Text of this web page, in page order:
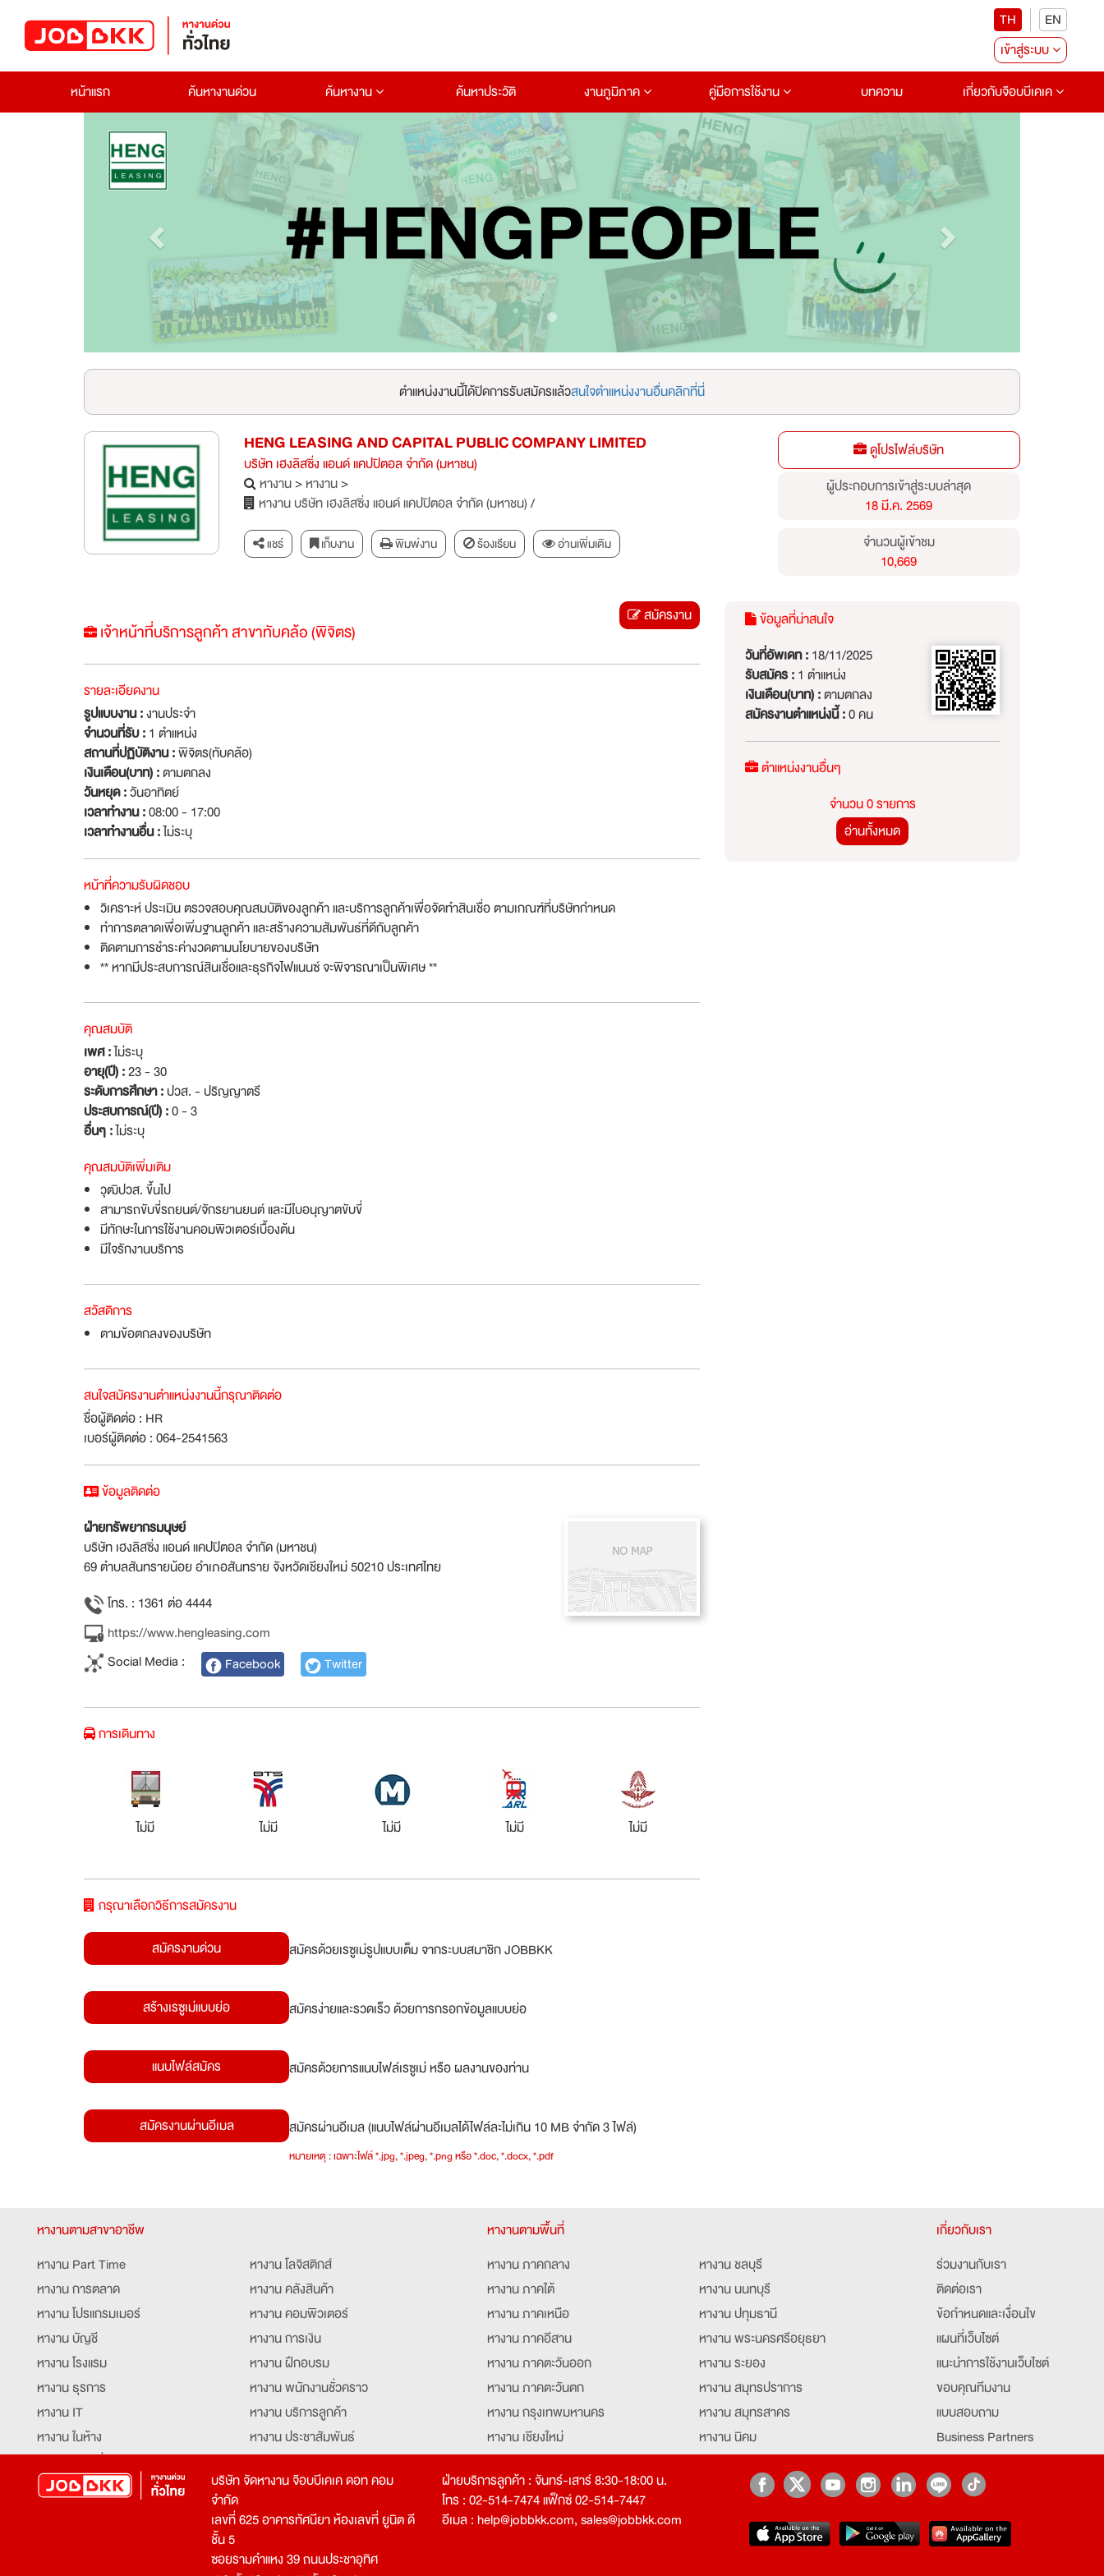
TH
EN
เข้าสู่ระบบ
หน้าแรก
ค้นหางานด่วน ค้นหางาน ค้นหาประวัติ งานภูมิภาค คู่มือการใช้งาน บทความ เกี่ยวกับจ๊อบบีเคเค
Next
ตำแหน่งงานนี้ได้ปิดการรับสมัครแล้วสนใจตำแหน่งงานอื่นคลิกที่นี่
HENG LEASING AND CAPITAL PUBLIC COMPANY LIMITED
บริษัท เฮงลิสซิ่ง แอนด์ แคปปิตอล จำกัด (มหาชน)
หางาน>หางาน>
หางาน บริษัท เฮงลิสซิ่ง แอนด์ แคปปิตอล จำกัด (มหาชน)/
แชร์ เก็บงาน พิมพ์งาน ร้องเรียน อ่านเพิ่มเติม
ดูโปรไฟล์บริษัท
ผู้ประกอบการเข้าสู่ระบบล่าสุด
18 มี.ค. 2569
จำนวนผู้เข้าชม
10,669
เจ้าหน้าที่บริการลูกค้า สาขาทับคล้อ (พิจิตร)
สมัครงาน
รายละเอียดงาน
รูปแบบงาน :งานประจำ
จำนวนที่รับ :1 ตำแหน่ง
สถานที่ปฏิบัติงาน :พิจิตร(ทับคล้อ)
เงินเดือน(บาท) :ตามตกลง
วันหยุด :วันอาทิตย์
เวลาทำงาน :08:00 - 17:00
เวลาทำงานอื่น :ไม่ระบุ
หน้าที่ความรับผิดชอบ
วิเคราะห์ ประเมิน ตรวจสอบคุณสมบัติของลูกค้า และบริการลูกค้าเพื่อจัดทำสินเชื่อ ตามเกณฑ์ที่บริษัทกำหนด
ทำการตลาดเพื่อเพิ่มฐานลูกค้า และสร้างความสัมพันธ์ที่ดีกับลูกค้า
ติดตามการชำระค่างวดตามนโยบายของบริษัท
** หากมีประสบการณ์สินเชื่อและธุรกิจไฟแนนซ์ จะพิจารณาเป็นพิเศษ **
คุณสมบัติ
เพศ :ไม่ระบุ
อายุ(ปี) :23 - 30
ระดับการศึกษา :ปวส. - ปริญญาตรี
ประสบการณ์(ปี) :0 - 3
อื่นๆ :ไม่ระบุ
คุณสมบัติเพิ่มเติม
วุฒิปวส. ขึ้นไป
สามารถขับขี่รถยนต์/จักรยานยนต์ และมีใบอนุญาตขับขี่
มีทักษะในการใช้งานคอมพิวเตอร์เบื้องต้น
มีใจรักงานบริการ
สวัสดิการ
ตามข้อตกลงของบริษัท
สนใจสมัครงานตำแหน่งงานนี้กรุณาติดต่อ
ชื่อผู้ติดต่อ : HR
เบอร์ผู้ติดต่อ : 064-2541563
ข้อมูลที่น่าสนใจ
วันที่อัพเดท :18/11/2025
รับสมัคร :1 ตำแหน่ง
เงินเดือน(บาท) :ตามตกลง
สมัครงานตำแหน่งนี้ :0 คน
ตำแหน่งงานอื่นๆ
จำนวน 0 รายการ
อ่านทั้งหมด
ข้อมูลติดต่อ
ฝ่ายทรัพยากรมนุษย์
บริษัท เฮงลิสซิ่ง แอนด์ แคปปิตอล จำกัด (มหาชน)
69 ตำบลสันทรายน้อย อำเภอสันทราย จังหวัดเชียงใหม่ 50210 ประเทศไทย
โทร. : 1361 ต่อ 4444
https://www.hengleasing.com
Social Media :
Facebook Twitter
การเดินทาง
ไม่มี ไม่มี ไม่มี ไม่มี ไม่มี
กรุณาเลือกวิธีการสมัครงาน
สมัครงานด่วน
สมัครด้วยเรซูเม่รูปแบบเต็ม จากระบบสมาชิก JOBBKK
สร้างเรซูเม่แบบย่อ สมัครง่ายและรวดเร็ว ด้วยการกรอกข้อมูลแบบย่อ
แนบไฟล์สมัคร สมัครด้วยการแนบไฟล์เรซูเม่ หรือ ผลงานของท่าน
สมัครงานผ่านอีเมล สมัครผ่านอีเมล (แนบไฟล์ผ่านอีเมลได้ไฟล์ละไม่เกิน 10 MB จำกัด 3 ไฟล์)
หมายเหตุ : เฉพาะไฟล์ *.jpg, *.jpeg, *.png หรือ *.doc, *.docx, *.pdf
หางานตามสาขาอาชีพ
หางาน Part Time
หางาน การตลาด
หางาน โปรแกรมเมอร์
หางาน บัญชี
หางาน โรงแรม
หางาน ธุรการ
หางาน IT
หางาน ในห้าง
หางาน จัดซื้อ
หางาน โลจิสติกส์
หางาน คลังสินค้า
หางาน คอมพิวเตอร์
หางาน การเงิน
หางาน ฝึกอบรม
หางาน พนักงานชั่วคราว
หางาน บริการลูกค้า
หางาน ประชาสัมพันธ์
หางาน ประสานงาน
หางาน จองตั๋ว
หางาน กุ๊ก
หางานตามพื้นที่
หางาน ภาคกลาง
หางาน ภาคใต้
หางาน ภาคเหนือ
หางาน ภาคอีสาน
หางาน ภาคตะวันออก
หางาน ภาคตะวันตก
หางาน กรุงเทพมหานคร
หางาน เชียงใหม่
หางาน ชลบุรี
หางาน นนทบุรี
หางาน ปทุมธานี
หางาน พระนครศรีอยุธยา
หางาน ระยอง
หางาน สมุทรปราการ
หางาน สมุทรสาคร
หางาน นิคม
เกี่ยวกับเรา
ร่วมงานกับเรา
ติดต่อเรา
ข้อกำหนดและเงื่อนไข
แผนที่เว็บไซต์
แนะนำการใช้งานเว็บไซต์
ขอบคุณทีมงาน
แบบสอบถาม
Business Partners
Job Index
job
บริษัท จัดหางาน จ๊อบบีเคเค ดอท คอม
จำกัด
เลขที่ 625 อาคารทัศนียา ห้องเลขที่ ยูนิต ดี
ชั้น 5
ซอยรามคำแหง 39 ถนนประชาอุทิศ
ฝ่ายบริการลูกค้า : จันทร์-เสาร์ 8:30-18:00 น.
โทร : 02-514-7474 แฟ็กซ์ 02-514-7447
อีเมล : help@jobbkk.com,sales@jobbkk.com